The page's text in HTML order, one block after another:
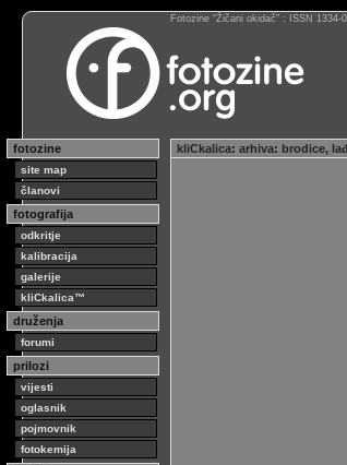
Fotozine “Žičani okidač” : ISSN
fotozine
site map
članovi
fotografija
odkritje
kalibracija
galerije
kliCkalica™
druženja
forumi
prilozi
vijesti
oglasnik
pojmovnik
fotokemija
kliCkalica: arhiva: brodice,